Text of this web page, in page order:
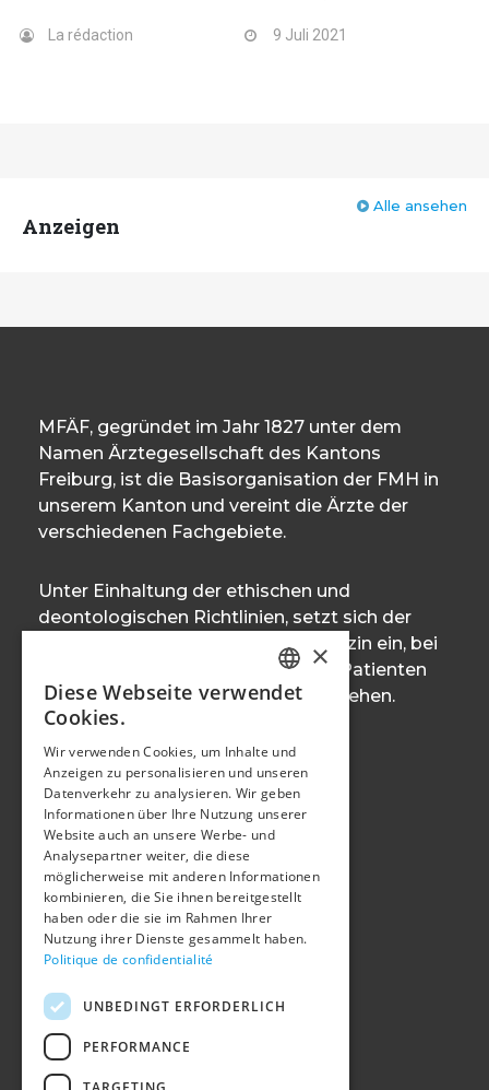
La rédaction 9 Juli 2021
Anzeigen
Alle ansehen
MFÄF, gegründet im Jahr 1827 unter dem
Namen Ärztegesellschaft des Kantons
Freiburg, ist die Basisorganisation der FMH in
unserem Kanton und vereint die Ärzte der
verschiedenen Fachgebiete.
Unter Einhaltung der ethischen und
deontologischen Richtlinien, setzt sich der
Verband für eine hochwertige Medizin ein, bei
der die Gesundheit der Freiburger Patienten
und Patientinnen im Mittelpunkt stehen.
KONTAKT :
Tel : 0041 26 350 33 00
secretariat@mfaf.ch
www.mfaf.ch
KONTAKTINFORMATIONEN :
Rue de l'Hôpital 15
Postfach 592
CH - 1701 Fribourg
FRENCH
×
Diese Webseite verwendet
Cookies.
Wir verwenden Cookies, um Inhalte und
Anzeigen zu personalisieren und unseren
Datenverkehr zu analysieren. Wir geben
Informationen über Ihre Nutzung unserer
Website auch an unsere Werbe- und
Analysepartner weiter, die diese
möglicherweise mit anderen Informationen
kombinieren, die Sie ihnen bereitgestellt
haben oder die sie im Rahmen Ihrer
Nutzung ihrer Dienste gesammelt haben.
Politique de confidentialité
UNBEDINGT ERFORDERLICH
PERFORMANCE